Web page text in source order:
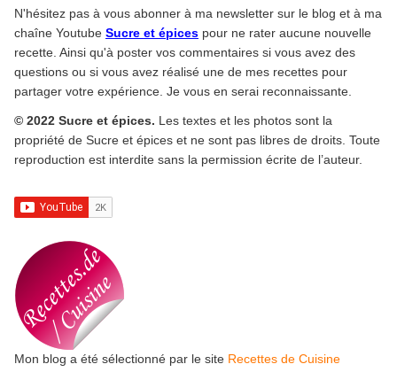
N'hésitez pas à vous abonner à ma newsletter sur le blog et à ma
chaîne Youtube Sucre et épices pour ne rater aucune nouvelle
recette. Ainsi qu'à poster vos commentaires si vous avez des
questions ou si vous avez réalisé une de mes recettes pour
partager votre expérience. Je vous en serai reconnaissante.
© 2022 Sucre et épices. Les textes et les photos sont la
propriété de Sucre et épices et ne sont pas libres de droits. Toute
reproduction est interdite sans la permission écrite de l’auteur.
Mon blog a été sélectionné par le site Recettes de Cuisine